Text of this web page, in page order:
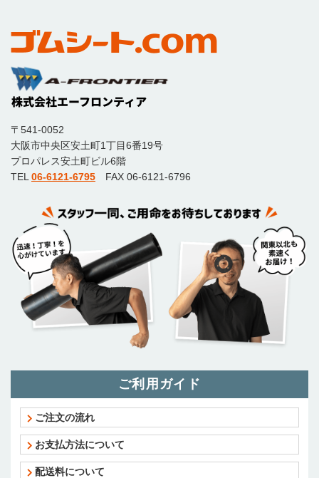
〒541-0052
大阪市中央区安土町1丁目6番19号
プロパレス安土町ビル6階
TEL 06-6121-6795 FAX 06-6121-6796
ご利用ガイド
ご注文の流れ
お支払方法について
配送料について